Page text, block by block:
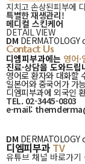
지치고 손상된피부에
특별한 재생관리!
메디컬 스킨케어
DETAIL VIEW
디엠피부과에는
영어
일본어
중국어로
진료
상담을
DM DERMATOLOGY
Contact Us
디엠피부과에는 영어·
진료·상담을 도와드립
영어로 환자와 대화할
일본어와 중국어가 가
디엠피부과에 외국인
TEL. 02-3445-0803
e-mail:
디엠피부과
DM DERMATOLOGY
디엠피부과 TV
유튜브 채널 바로가기